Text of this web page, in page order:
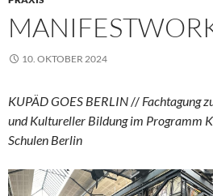
10. OKTOBER 2024
KUPÄD GOES BERLIN // Fachtagung
und Kultureller Bildung im Programm
Schulen Berlin